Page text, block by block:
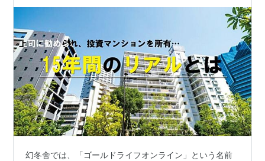
幻冬舎では、「ゴールドライフオンライン」という名前